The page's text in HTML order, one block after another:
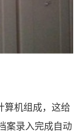
机组成， 这给
案录入完成自动